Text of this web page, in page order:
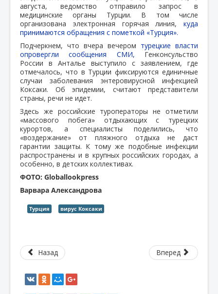
августа, ведомство отправило запрос в
медицинские органы Турции. В том числе
организована электронная горячая линия, куда
принимаются обращения с пометкой «Турция».
Подчеркнем, что вчера вечером турецкие власти
опровергли сообщения СМИ, Генконсульство
России в Анталье выступило с заявлением, где
отмечалось, что в Турции фиксируются единичные
случаи заболевания энтеровирусной инфекцией
Коксаки. Об эпидемии, считают представители
страны, речи не идет.
Здесь же российские туроператоры не отметили
«массового побега» отдыхающих с турецких
курортов, а специалисты поделились, что
«воздержание» от пляжного отдыха не даст
гарантии защиты. К тому же подобные инфекции
распространены и в крупных российских городах, а
особенно, в детских коллективах.
ФОТО: Globallookpress
Варвара Александрова
Турция вирус Коксаки
Назад Вперед